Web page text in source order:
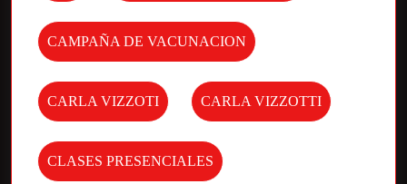
CAMPAÑA DE VACUNACION
CARLA VIZZOTI CARLA VIZZOTTI
CLASES PRESENCIALES